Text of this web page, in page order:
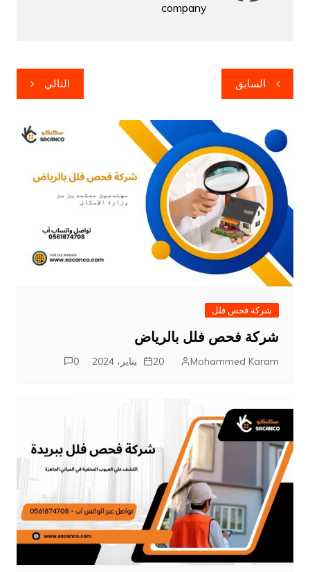
company
تصفّح
المقالات
السابق التالي
شركة فحص فلل
شركة فحص فلل بالرياض
Mohammed Karam 20 يناير، 2024 0